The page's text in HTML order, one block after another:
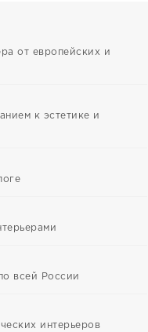
от европейских и
к эстетике и
всей России
интерьеров